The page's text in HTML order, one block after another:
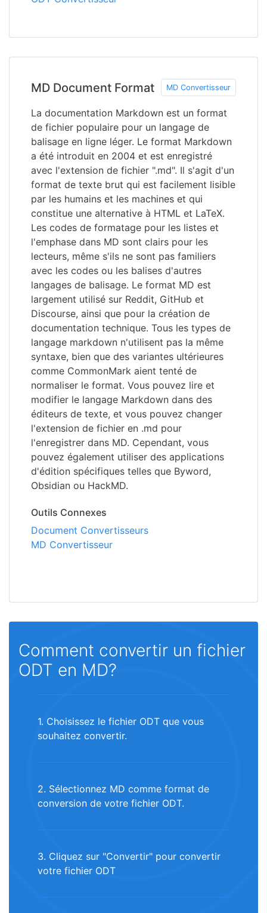
MD Document Format MD Convertisseur
La documentation Markdown est un format
de fichier populaire pour un langage de
balisage en ligne léger. Le format Markdown
a été introduit en 2004 et est enregistré
avec l'extension de fichier ".md". Il s'agit d'un
format de texte brut qui est facilement lisible
par les humains et les machines et qui
constitue une alternative à HTML et LaTeX.
Les codes de formatage pour les listes et
l'emphase dans MD sont clairs pour les
lecteurs, même s'ils ne sont pas familiers
avec les codes ou les balises d'autres
langages de balisage. Le format MD est
largement utilisé sur Reddit, GitHub et
Discourse, ainsi que pour la création de
documentation technique. Tous les types de
langage markdown n'utilisent pas la même
syntaxe, bien que des variantes ultérieures
comme CommonMark aient tenté de
normaliser le format. Vous pouvez lire et
modifier le langage Markdown dans des
éditeurs de texte, et vous pouvez changer
l'extension de fichier en .md pour
l'enregistrer dans MD. Cependant, vous
pouvez également utiliser des applications
d'édition spécifiques telles que Byword,
Obsidian ou HackMD.
Outils Connexes
Document Convertisseurs
MD Convertisseur
Comment convertir un fichier
ODT en MD?
1. Choisissez le fichier ODT que vous
souhaitez convertir.
2. Sélectionnez MD comme format de
conversion de votre fichier ODT.
3. Cliquez sur "Convertir" pour convertir
votre fichier ODT